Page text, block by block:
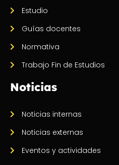
Estudio
Guías docentes
Normativa
Trabajo Fin de Estudios
Noticias
Noticias internas
Noticias externas
Eventos y actividades